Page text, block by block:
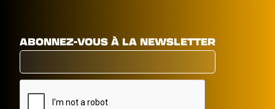
ABONNEZ-VOUS À LA NEWSLETTER